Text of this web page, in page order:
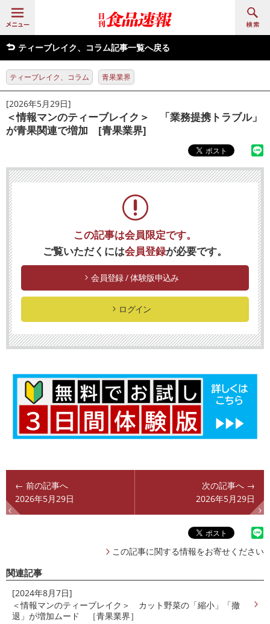
ティーブレイク、コラム記事一覧へ戻る
ティーブレイク、コラム 青果業界
[2026年5月29日]
＜情報マンのティーブレイク＞ 「業務提携トラブル」
が青果関連で増加 [青果業界]
この記事は会員限定です。
ご覧いただくには会員登録が必要です。
会員登録 / 体験版申込み
ログイン
← 前の記事へ
2026年5月29日
次の記事へ →
2026年5月29日
この記事に関する情報をお寄せください
関連記事
[2024年8月7日]
＜情報マンのティーブレイク＞ カット野菜の「縮小」「撤
退」が増加ムード ［青果業界］